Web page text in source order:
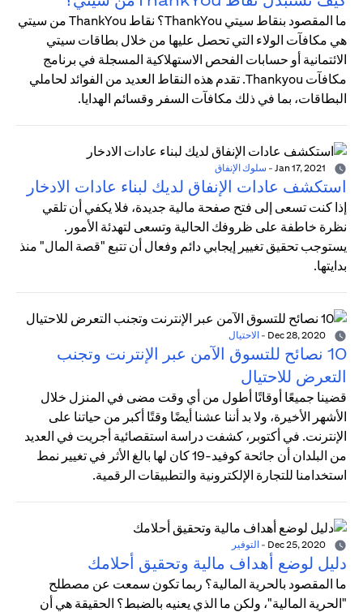
ما المقصود بنقاط سيتي ThankYou؟ نقاط ThankYou من سيتي
هي مكافآت الولاء التي تحصل عليها من خلال بطاقات سيتي
الائتمانية أو حسابات الفحص الاستهلاكية المسجلة في برنامج
مكافآت Thankyou. تقدم هذه النقاط العديد من الفوائد لحاملي
البطاقات، بما في ذلك مكافآت السفر وقسائم الهدايا.
- سلوك الإنفاق
استكشف عادات الإنفاق لديك لبناء عادات الادخار
إذا كنت تسعى إلى فتح صفحة مالية جديدة، فلا يكفي أن تلقي
نظرة خاطفة على ظروفك الحالية وتسعى لتهدئة الأمور.
يستوجب تحقيق تغيير إيجابي دائم وفعال أن تتبع "قصة المال" منذ
بدايتها.
- الاحتيال
10 نصائح للتسوق الآمن عبر الإنترنت وتجنب
التعرض للاحتيال
قضينا جميعًا أوقاتًا أطول من أي وقت مضى في المنزل خلال
الأشهر الأخيرة، ولا بد أننا عشنا أيضًا وقتًا أكبر من حياتنا على
الإنترنت. في أكتوبر، كشفت دراسة استقصائية أجريت في العديد
من البلدان أن جائحة كوفيد-19 كان لها بالغ الأثر في تغيير نمط
استخدامنا للتجارة الإلكترونية والتطبيقات الرقمية.
- التوفير
دليل لوضع أهداف مالية وتحقيق أحلامك
ما المقصود بالحرية المالية؟ ربما تكون سمعت عن مصطلح
"الحرية المالية"، ولكن ما الذي يعنيه بالضبط؟ الحقيقة هي أن